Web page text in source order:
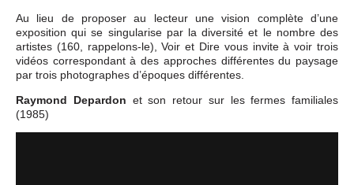
Au lieu de proposer au lecteur une vision complète d’une
exposition qui se singularise par la diversité et le nombre des
artistes (160, rappelons-le), Voir et Dire vous invite à voir trois
vidéos correspondant à des approches différentes du paysage
par trois photographes d’époques différentes.
Raymond Depardon et son retour sur les fermes familiales
(1985)